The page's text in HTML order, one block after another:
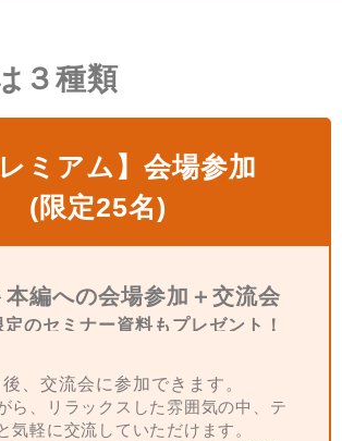
３種類
レミアム】会場参加
(限定25名)
本編への会場参加＋交流会
のセミナー資料もプレゼント！
、交流会に参加できます。
ら、リラックスした雰囲気の中、テ
気軽に交流していただけます。